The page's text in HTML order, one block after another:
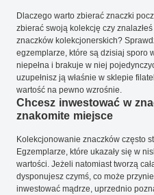
Dlaczego warto zbierać znaczki
zbierać swoją kolekcję czy
znaczków kolekcjonerskich?
egzemplarze, które są dzisiaj sporo
niepełna i brakuje w niej
uzupełnisz ją właśnie w sklepie
wartość na pewno wzrośnie.
Chcesz inwestować w
znakomite miejsce
Kolekcjonowanie znaczków często
Egzemplarze, które ukazały się w
wartości. Jeżeli natomiast tworzą
dysponujesz czymś, co może
inwestować mądrze, uprzednio